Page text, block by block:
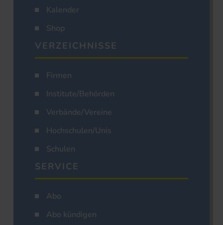
Kalender
Shop
VERZEICHNISSE
Firmen
Institute/Behörden
Verbände/Vereine
Hochschulen/Unis
Schulen
SERVICE
Abo
Abo kündigen